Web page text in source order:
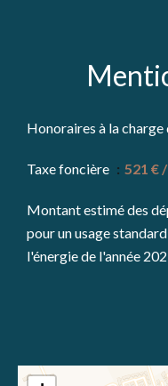
Honoraires à la charge
Taxe foncière 521 €
Montant estimé des
pour un usage
l'énergie de l'année